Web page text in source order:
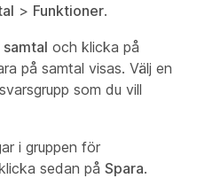
> Funktioner.
samtal och klicka på
på samtal visas. Välj en
som du vill
i gruppen för
sedan på Spara.